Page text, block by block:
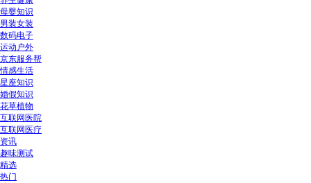
母婴知识
男装女装
数码电子
运动户外
京东服务帮
情感生活
星座知识
婚假知识
花草植物
互联网医院
互联网医疗
资讯
趣味测试
精选
热门